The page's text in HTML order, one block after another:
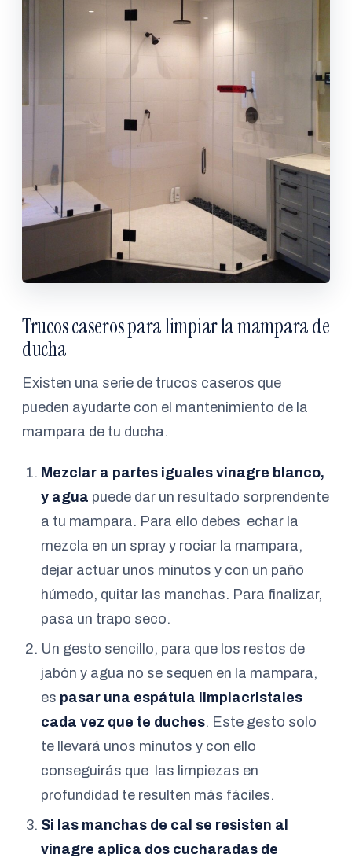
Trucos caseros para limpiar la mampara de
ducha
Existen una serie de trucos caseros que
pueden ayudarte con el mantenimiento de la
mampara de tu ducha.
Mezclar a partes iguales vinagre blanco,
y agua puede dar un resultado sorprendente
a tu mampara. Para ello debes echar la
mezcla en un spray y rociar la mampara,
dejar actuar unos minutos y con un paño
húmedo, quitar las manchas. Para finalizar,
pasa un trapo seco.
Un gesto sencillo, para que los restos de
jabón y agua no se sequen en la mampara,
es pasar una espátula limpiacristales
cada vez que te duches. Este gesto solo
te llevará unos minutos y con ello
conseguirás que las limpiezas en
profundidad te resulten más fáciles.
Si las manchas de cal se resisten al
vinagre aplica dos cucharadas de